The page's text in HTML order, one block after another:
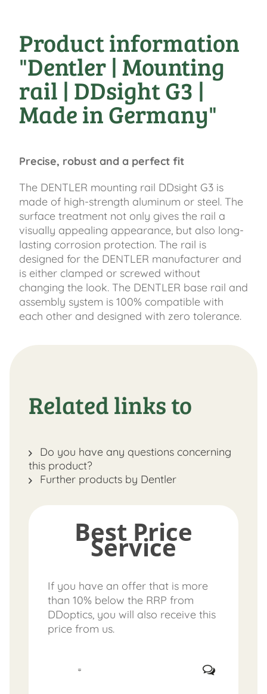
Product information
"Dentler | Mounting
rail | DDsight G3 |
Made in Germany"
Precise, robust and a perfect fit
The DENTLER mounting rail DDsight G3 is
made of high-strength aluminum or steel. The
surface treatment not only gives the rail a
visually appealing appearance, but also long-
lasting corrosion protection. The rail is
designed for the DENTLER manufacturer and
is either clamped or screwed without
changing the look. The DENTLER base rail and
assembly system is 100% compatible with
each other and designed with zero tolerance.
Related links to
Do you have any questions concerning
this product?
Further products by Dentler
Best Price
Service
If you have an offer that is more
than 10% below the RRP from
DDoptics, you will also receive this
price from us.